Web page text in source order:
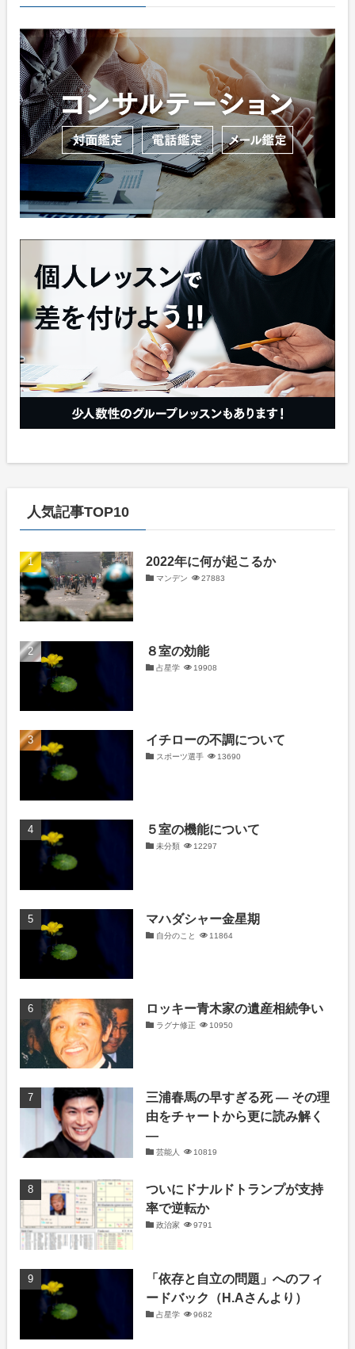
人気記事TOP10
2022年に何が起こるか
マンデン 27883
８室の効能
占星学 19908
イチローの不調について
スポーツ選手 13690
５室の機能について
未分類 12297
マハダシャー金星期
自分のこと 11864
ロッキー青木家の遺産相続争い
ラグナ修正 10950
三浦春馬の早すぎる死 ― その理
由をチャートから更に読み解く
―
芸能人 10819
ついにドナルドトランプが支持
率で逆転か
政治家 9791
「依存と自立の問題」へのフィ
ードバック（H.Aさんより）
占星学 9682